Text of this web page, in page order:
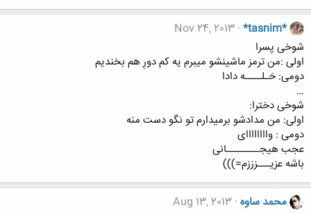
*tasnim*
Nov 24, 2013
شوخی پسرا
ﺍﻭﻟﯽ :من ترمز ماشینشو میبرم یه کم دورِ هم بخندیم
ﺩﻭﻣﯽ: ﺣَـﻠــــﻪ ﺩﺍﺩﺍ
…
ﺷﻮﺧﯽ ﺩﺧﺘﺮﺍ:
ﺍﻭﻟﯽ: ﻣﻦ ﻣﺪﺍﺩﺷﻮ ﺑﺮﻣﯿﺪﺍﺭﻡ ﺗﻮ ﻧﮕﻮ ﺩﺳﺖ ﻣﻨﻪ
ﺩﻭﻣﯽ : ﻭﺍﺍﺍﺍﺍﺍﺍﺍﯼ
عجب هیجــــــــانی
ﺑﺎﺷﻪ ﻋﺰﯾـــﺰززﻡ=)))
محمد ساوه Aug 13, 2013